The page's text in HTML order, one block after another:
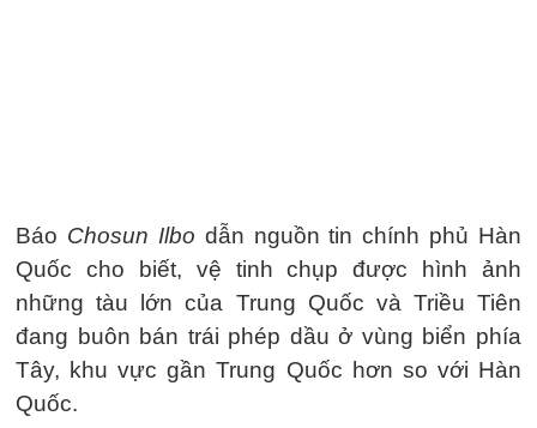
Báo Chosun Ilbo dẫn nguồn tin chính phủ Hàn
Quốc cho biết, vệ tinh chụp được hình ảnh
những tàu lớn của Trung Quốc và Triều Tiên
đang buôn bán trái phép dầu ở vùng biển phía
Tây, khu vực gần Trung Quốc hơn so với Hàn
Quốc.